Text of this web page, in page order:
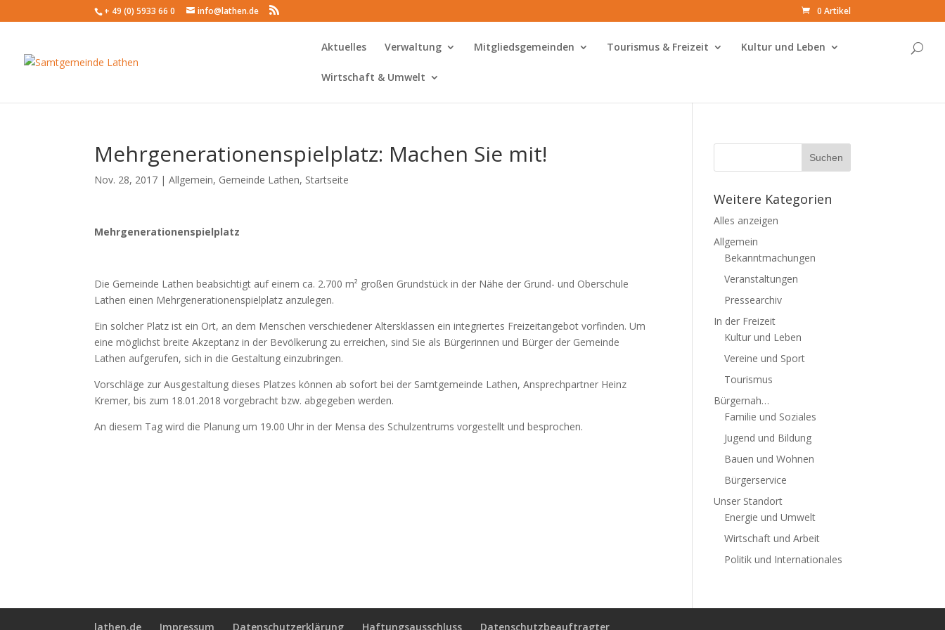
+ 49 (0) 5933 66 0 info@lathen.de 0 Artikel
Aktuelles Verwaltung Mitgliedsgemeinden Tourismus & Freizeit Kultur und Leben
Wirtschaft & Umwelt
Mehrgenerationenspielplatz: Machen Sie mit!
Nov. 28, 2017 |Allgemein, Gemeinde Lathen, Startseite
Mehrgenerationenspielplatz
Die Gemeinde Lathen beabsichtigt auf einem ca. 2.700 m² großen Grundstück in der Nähe der Grund- und Oberschule
Lathen einen Mehrgenerationenspielplatz anzulegen.
Ein solcher Platz ist ein Ort, an dem Menschen verschiedener Altersklassen ein integriertes Freizeitangebot vorfinden. Um
eine möglichst breite Akzeptanz in der Bevölkerung zu erreichen, sind Sie als Bürgerinnen und Bürger der Gemeinde
Lathen aufgerufen, sich in die Gestaltung einzubringen.
Vorschläge zur Ausgestaltung dieses Platzes können ab sofort bei der Samtgemeinde Lathen, Ansprechpartner Heinz
Kremer, bis zum 18.01.2018 vorgebracht bzw. abgegeben werden.
An diesem Tag wird die Planung um 19.00 Uhr in der Mensa des Schulzentrums vorgestellt und besprochen.
Weitere Kategorien
Alles anzeigen
Allgemein
Bekanntmachungen
Veranstaltungen
Pressearchiv
In der Freizeit
Kultur und Leben
Vereine und Sport
Tourismus
Bürgernah…
Familie und Soziales
Jugend und Bildung
Bauen und Wohnen
Bürgerservice
Unser Standort
Energie und Umwelt
Wirtschaft und Arbeit
Politik und Internationales
lathen.de Impressum Datenschutzerklärung Haftungsausschluss Datenschutzbeauftragter